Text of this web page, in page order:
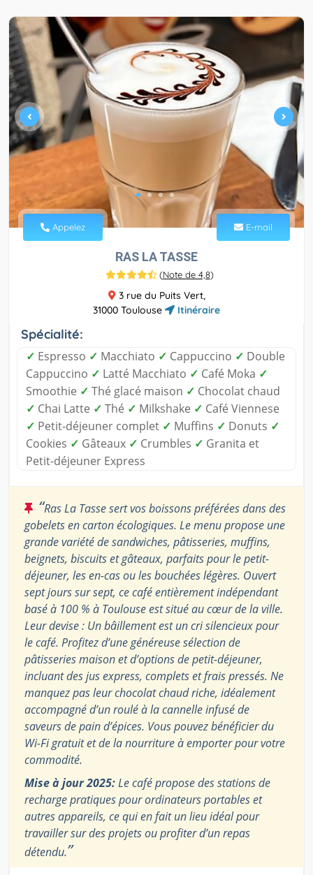
Appelez E-mail
RAS LA TASSE
(Note de 4,8)
3 rue du Puits Vert,
31000 Toulouse
Itinéraire
Spécialité:
✓ Espresso ✓ Macchiato ✓ Cappuccino ✓ Double
Cappuccino ✓ Latté Macchiato ✓ Café Moka ✓
Smoothie ✓ Thé glacé maison ✓ Chocolat chaud
✓ Chai Latte ✓ Thé ✓ Milkshake ✓ Café Viennese
✓ Petit-déjeuner complet ✓ Muffins ✓ Donuts ✓
Cookies ✓ Gâteaux ✓ Crumbles ✓ Granita et
Petit-déjeuner Express
“Ras La Tasse sert vos boissons préférées dans des
gobelets en carton écologiques. Le menu propose une
grande variété de sandwiches, pâtisseries, muffins,
beignets, biscuits et gâteaux, parfaits pour le petit-
déjeuner, les en-cas ou les bouchées légères. Ouvert
sept jours sur sept, ce café entièrement indépendant
basé à 100 % à Toulouse est situé au cœur de la ville.
Leur devise : Un bâillement est un cri silencieux pour
le café. Profitez d’une généreuse sélection de
pâtisseries maison et d’options de petit-déjeuner,
incluant des jus express, complets et frais pressés. Ne
manquez pas leur chocolat chaud riche, idéalement
accompagné d’un roulé à la cannelle infusé de
saveurs de pain d’épices. Vous pouvez bénéficier du
Wi-Fi gratuit et de la nourriture à emporter pour votre
commodité.
Mise à jour 2025:Le café propose des stations de
recharge pratiques pour ordinateurs portables et
autres appareils, ce qui en fait un lieu idéal pour
travailler sur des projets ou profiter d’un repas
détendu.”